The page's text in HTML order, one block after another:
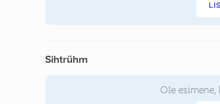
Sihtrühm
Ole esimene,